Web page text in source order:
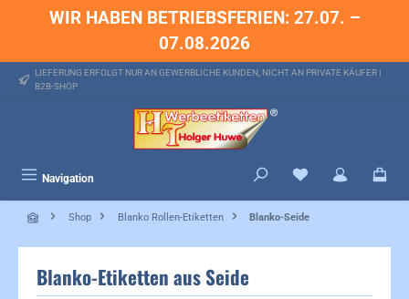
springenWIR HABEN BETRIEBSFERIEN: 27.07. –
07.08.2026
LIEFERUNG ERFOLGT NUR AN GEWERBLICHE KUNDEN, NICHT AN PRIVATE KÄUFER |
B2B-SHOP
Navigation Du hast 0 Produkte
Shop Blanko Rollen-Etiketten Blanko-Seide
Blanko-Etiketten aus Seide